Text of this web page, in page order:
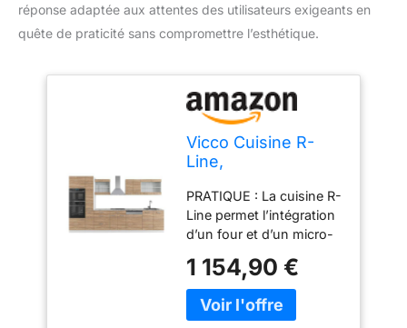
réponse adaptée aux attentes des utilisateurs exigeants en
quête de praticité sans compromettre l’esthétique.
Vicco Cuisine R-
Line,
350cm
PRATIQUE : La cuisine R-
Line permet l’intégration
d’un four et d’un micro-
de rangement
supplémentaire grâce à
une colonne étroite avec
1 154,90 €